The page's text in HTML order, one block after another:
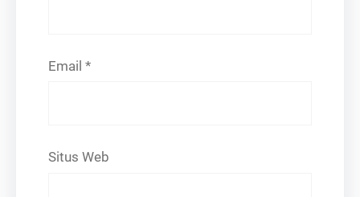
Email *
Situs Web